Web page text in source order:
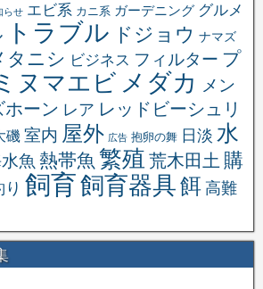
らせ エビ系 カニ系 ガーデニング グルメ
トラブル ドジョウ ナマズ
タニシ ビジネス フィルター プ
ヌマエビ メダカ
メン
ホーン レア レッドビーシュリ
磯 室内 屋外 広告 抱卵の舞 日淡 水
魚 熱帯魚 繁殖 荒木田土 購
り 飼育飼育器具餌 高難